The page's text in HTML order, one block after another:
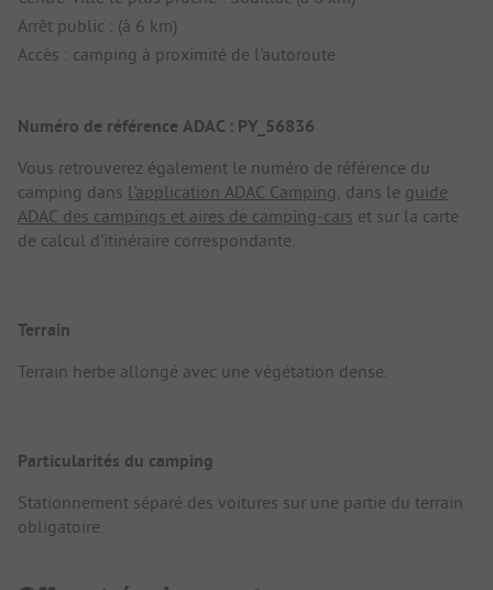
Arrêt public : (à 6 km)
Accès : camping à proximité de l'autoroute
Numéro de référence ADAC : PY_56836
Vous retrouverez également le numéro de référence du
camping dans l'application ADAC Camping , dans le guide
ADAC des campings et aires de camping-cars et sur la carte
de calcul d'itinéraire correspondante.
Terrain
Terrain herbe allongé avec une végétation dense.
Particularités du camping
Stationnement séparé des voitures sur une partie du terrain
obligatoire.